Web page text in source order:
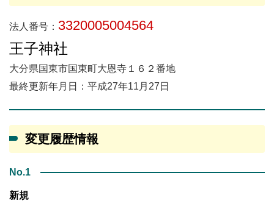
法人番号： 3320005004564
王子神社
大分県国東市国東町大恩寺１６２番地
最終更新年月日：平成27年11月27日
変更履歴情報
No.1
新規